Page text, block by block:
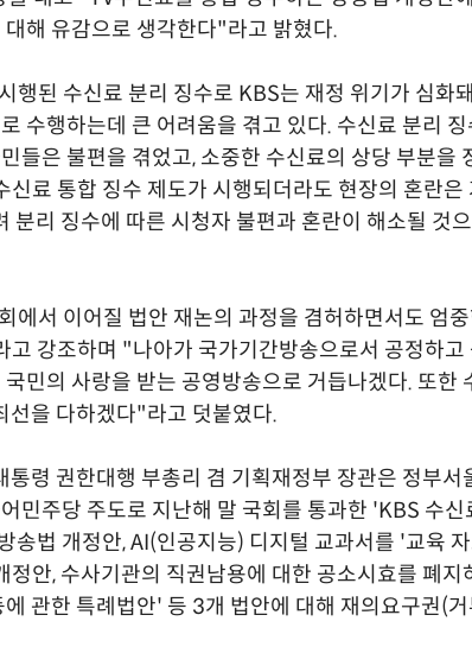
해 유감으로 생각한다"라고 밝혔다.
행된 수신료 분리 징수로 KBS는 재정 위기가 심화
수행하는데 큰 어려움을 겪고 있다. 수신료 분리 징
들은 불편을 겪었고, 소중한 수신료의 상당 부분을
신료 통합 징수 제도가 시행되더라도 현장의 혼란은
분리 징수에 따른 시청자 불편과 혼란이 해소될 것
에서 이어질 법안 재논의 과정을 겸허하면서도 엄
고 강조하며 "나아가 국가기간방송으로서 공정하고
민의 사랑을 받는 공영방송으로 거듭나겠다. 또한
선을 다하겠다"라고 덧붙였다.
통령 권한대행 부총리 겸 기획재정부 장관은 정부서
민주당 주도로 지난해 말 국회를 통과한 'KBS 수신
송법 개정안, AI(인공지능) 디지털 교과서를 '교육
정안, 수사기관의 직권남용에 대한 공소시효를 폐지
관한 특례법안' 등 3개 법안에 대해 재의요구권(